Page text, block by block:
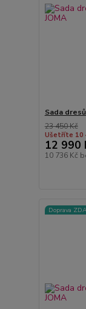
Sada
23 450 Kč
Ušetříte 10
12 990
10 736 Kč
Doprava